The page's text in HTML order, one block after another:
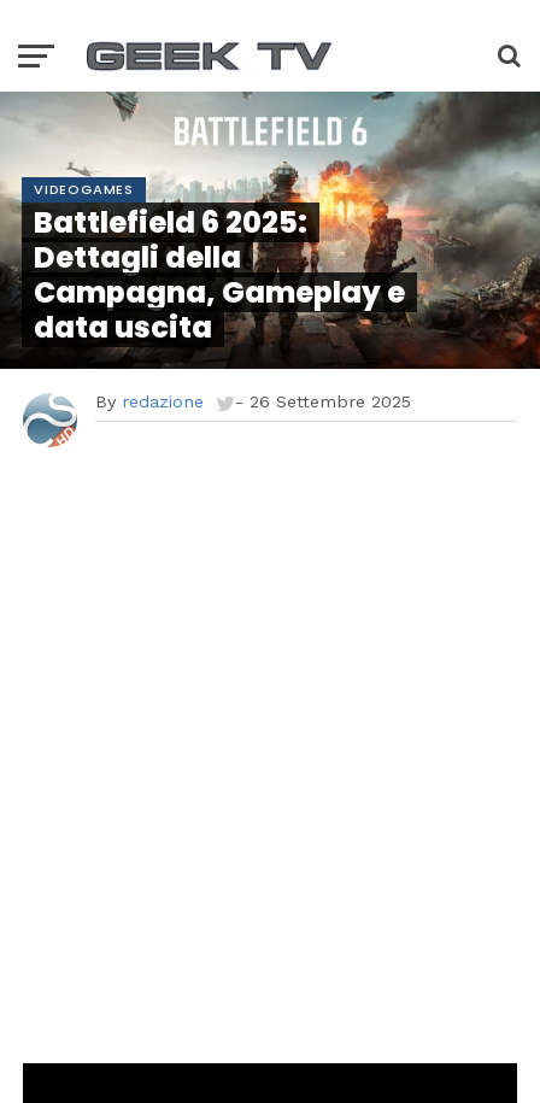
VIDEOGAMES
Battlefield 6 2025:
Dettagli della
Campagna, Gameplay e
data uscita
By redazione - 26 Settembre 2025